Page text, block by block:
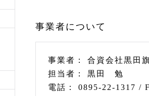
事業者について
事業者： 合資会社黒田
担当者： 黒田 勉
電話： 0895-22-1317 /